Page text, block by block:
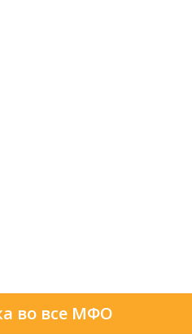
во все МФО